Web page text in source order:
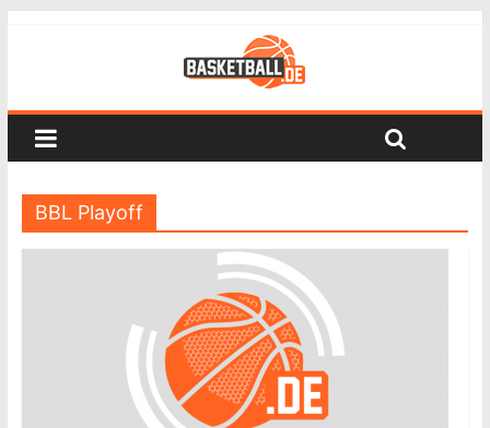
BBL Playoff